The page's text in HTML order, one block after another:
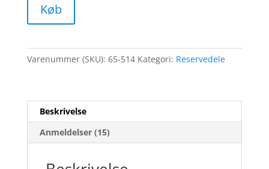
Køb
Varenummer (SKU): 65-514 Kategori: Reservedele
Beskrivelse
Anmeldelser (15)